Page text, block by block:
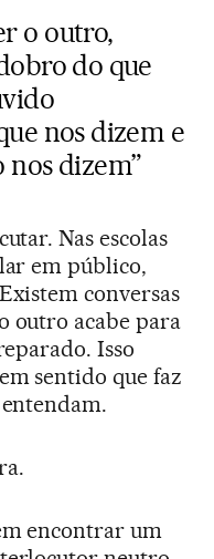
o outro,
do que
nos dizem e
dizem”
Nas escolas
em público,
conversas
outro acabe para
Isso
sentido que faz
entendam.
encontrar um